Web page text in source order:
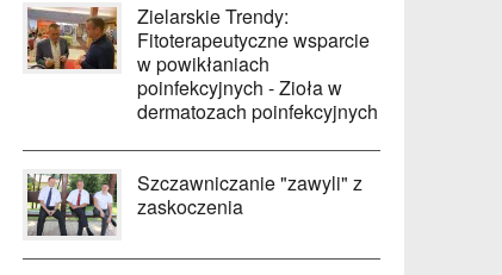
Zielarskie Trendy:
Fitoterapeutyczne wsparcie
w powikłaniach
poinfekcyjnych - Zioła w
dermatozach poinfekcyjnych
Szczawniczanie "zawyli" z
zaskoczenia